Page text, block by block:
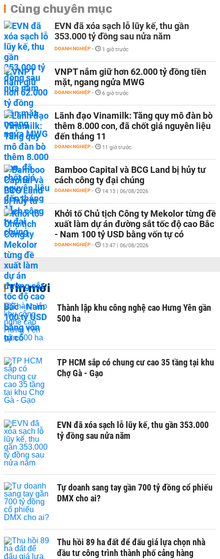
Cùng chuyên mục
EVN đã xóa sạch lỗ lũy kế, thu gần
353.000 tỷ đồng sau nửa năm
DOANH NGHIỆP - 1 giờ trước
VNPT nắm giữ hơn 62.000 tỷ đồng tiền
mặt, ngang ngửa MWG
DOANH NGHIỆP - 6 giờ trước
Lãnh đạo Vinamilk: Tăng quy mô đàn bò
thêm 8.000 con, đã chốt giá nguyên liệu
đến tháng 11
DOANH NGHIỆP - 11 giờ trước
Bamboo Capital và BCG Land bị hủy tư
cách công ty đại chúng
DOANH NGHIỆP - 14:13 | 06/08/2026
Khởi tố Chủ tịch Công ty Mekolor từng đề
xuất làm dự án đường sắt tốc độ cao Bắc
- Nam 100 tỷ USD bằng vốn tự có
DOANH NGHIỆP - 13:47 | 06/08/2026
Tin mới
Thành lập khu công nghệ cao Hưng Yên gần
500 ha
TP HCM sắp có chung cư cao 35 tầng tại khu
Chợ Gà - Gạo
EVN đã xóa sạch lỗ lũy kế, thu gần 353.000
tỷ đồng sau nửa năm
Tự doanh sang tay gần 700 tỷ đồng cổ phiếu
DMX cho ai?
Thu hồi 89 ha đất để đấu giá lựa chọn nhà
đầu tư công trình thành phố cảng hàng